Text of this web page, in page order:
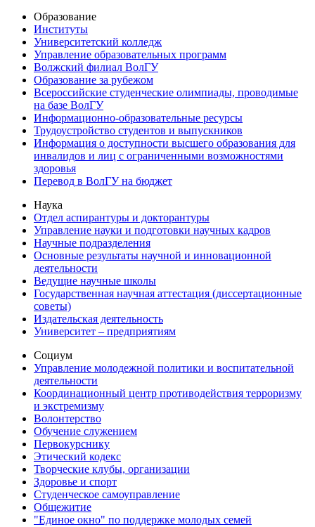
Образование
Институты
Университетский колледж
Управление образовательных программ
Волжский филиал ВолГУ
Образование за рубежом
Всероссийские студенческие олимпиады, проводимые
на базе ВолГУ
Информационно-образовательные ресурсы
Трудоустройство студентов и выпускников
Информация о доступности высшего образования для
инвалидов и лиц с ограниченными возможностями
здоровья
Перевод в ВолГУ на бюджет
Наука
Отдел аспирантуры и докторантуры
Управление науки и подготовки научных кадров
Научные подразделения
Основные результаты научной и инновационной
деятельности
Ведущие научные школы
Государственная научная аттестация (диссертационные
советы)
Издательская деятельность
Университет – предприятиям
Социум
Управление молодежной политики и воспитательной
деятельности
Координационный центр противодействия терроризму
и экстремизму
Волонтерство
Обучение служением
Первокурснику
Этический кодекс
Творческие клубы, организации
Здоровье и спорт
Студенческое самоуправление
Общежитие
"Единое окно" по поддержке молодых семей